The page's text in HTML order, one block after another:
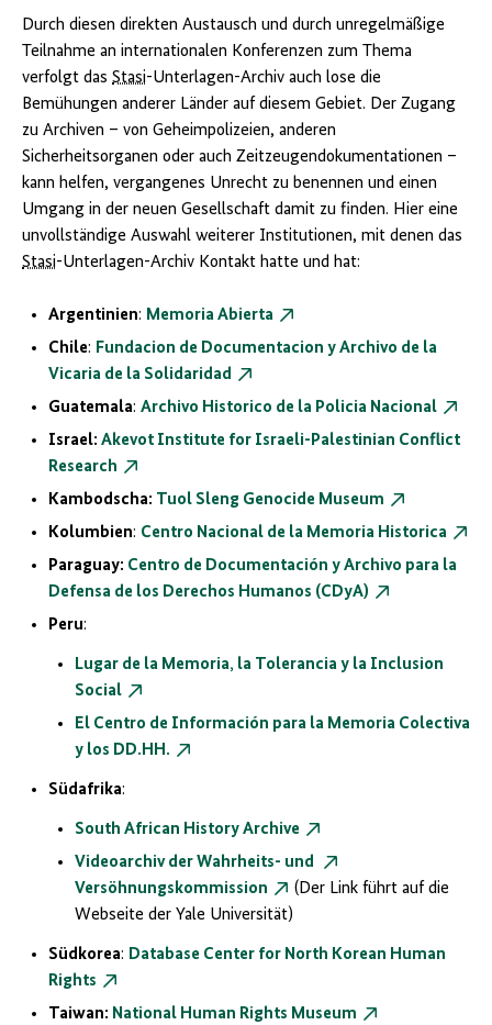
Durch diesen direkten Austausch und durch unregelmäßige
Teilnahme an internationalen Konferenzen zum Thema
verfolgt das Stasi-Unterlagen-Archiv auch lose die
Bemühungen anderer Länder auf diesem Gebiet. Der Zugang
zu Archiven – von Geheimpolizeien, anderen
Sicherheitsorganen oder auch Zeitzeugendokumentationen –
kann helfen, vergangenes Unrecht zu benennen und einen
Umgang in der neuen Gesellschaft damit zu finden. Hier eine
unvollständige Auswahl weiterer Institutionen, mit denen das
Stasi-Unterlagen-Archiv Kontakt hatte und hat:
Argentinien: Memoria Abierta
Chile: Fundacion de Documentacion y Archivo de la
Vicaria de la Solidaridad
Guatemala: Archivo Historico de la Policia Nacional
Israel: Akevot Institute for Israeli-Palestinian Conflict
Research
Kambodscha: Tuol Sleng Genocide Museum
Kolumbien: Centro Nacional de la Memoria Historica
Paraguay: Centro de Documentación y Archivo para la
Defensa de los Derechos Humanos (CDyA)
Peru:
Lugar de la Memoria, la Tolerancia y la Inclusion
Social
El Centro de Información para la Memoria Colectiva
y los DD.HH.
Südafrika:
South African History Archive
Videoarchiv der Wahrheits- und
Versöhnungskommission
(Der Link führt auf die
Webseite der Yale Universität)
Südkorea: Database Center for North Korean Human
Rights
Taiwan: National Human Rights Museum